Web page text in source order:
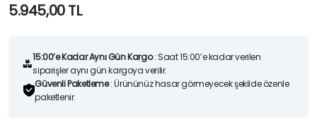
5.945,00TL
15:00’e Kadar Aynı Gün Kargo: Saat 15:00’e kadar verilen
siparişler aynı gün kargoya verilir.
Güvenli Paketleme: Ürününüz hasar görmeyecek şekilde özenle
paketlenir.